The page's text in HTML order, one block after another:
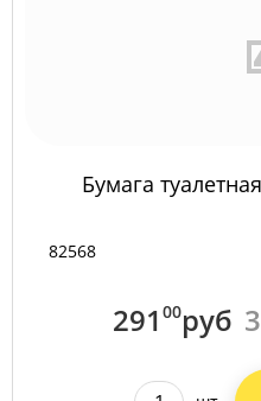
Бумага
82568
291 00руб